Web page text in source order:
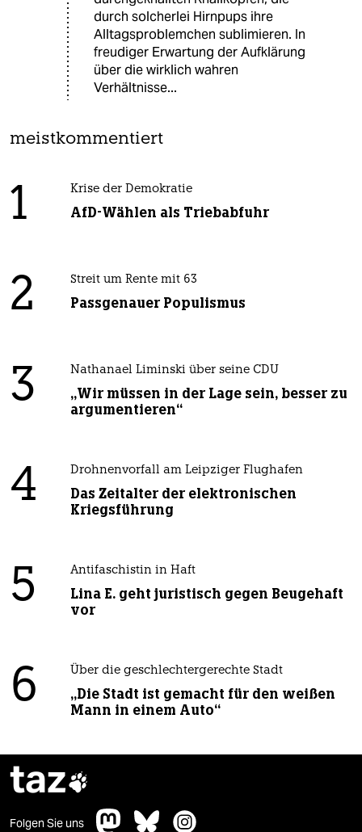
durch solcherlei Hirnpups ihre
Alltagsproblemchen sublimieren. In
freudiger Erwartung der Aufklärung
über die wirklich wahren
Verhältnisse...
meistkommentiert
1 Krise der Demokratie
AfD-Wählen als Triebabfuhr
2 Streit um Rente mit 63
Passgenauer Populismus
3 Nathanael Liminski über seine CDU
„Wir müssen in der Lage sein, besser zu
argumentieren“
4 Drohnenvorfall am Leipziger Flughafen
Das Zeitalter der elektronischen
Kriegsführung
5 Antifaschistin in Haft
Lina E. geht juristisch gegen Beugehaft
vor
6 Über die geschlechtergerechte Stadt
„Die Stadt ist gemacht für den weißen
Mann in einem Auto“
taz
Folgen Sie uns